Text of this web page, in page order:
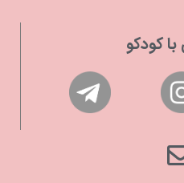
کودکو